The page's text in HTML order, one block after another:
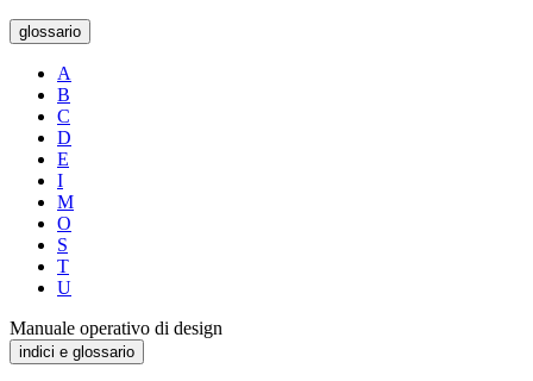
glossario
A
B
C
D
E
I
M
O
S
T
U
Manuale operativo di design
indici e glossario